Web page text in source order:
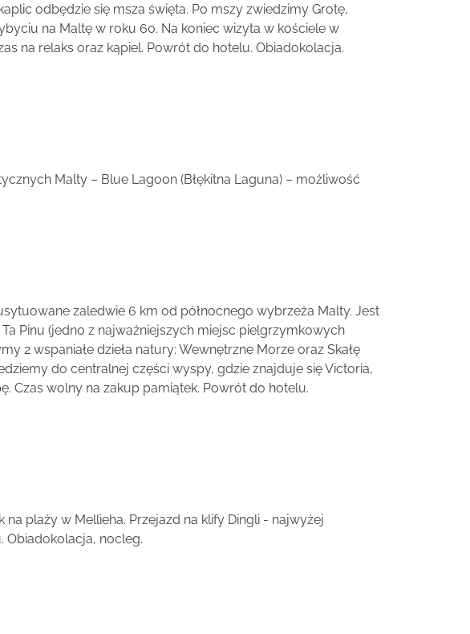
odbędzie się msza święta. Po mszy zwiedzimy Grotę,
na Maltę w roku 60. Na koniec wizyta w kościele w
na relaks oraz kąpiel. Powrót do hotelu. Obiadokolacja.
Malty – Blue Lagoon (Błękitna Laguna) – możliwość
zaledwie 6 km od północnego wybrzeża Malty. Jest
Pinu (jedno z najważniejszych miejsc pielgrzymkowych
2 wspaniałe dzieła natury: Wewnętrzne Morze oraz Skałę
do centralnej części wyspy, gdzie znajduje się Victoria,
Czas wolny na zakup pamiątek. Powrót do hotelu.
plaży w Mellieha. Przejazd na klify Dingli - najwyżej
Obiadokolacja, nocleg.